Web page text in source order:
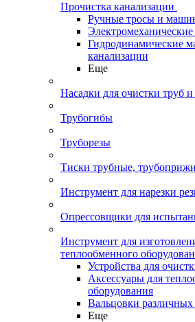
Прочистка канализации
Ручные тросы и
Гидродинамические
канализации
Еще
Насадки для очистки труб
Трубогибы
Труборезы
Тиски трубные,
Инструмент для нарезки
Опрессовщики для
Инструмент для
теплообменного
Устройства для
Аксессуары для
оборудования
Вальцовки различных
Еще